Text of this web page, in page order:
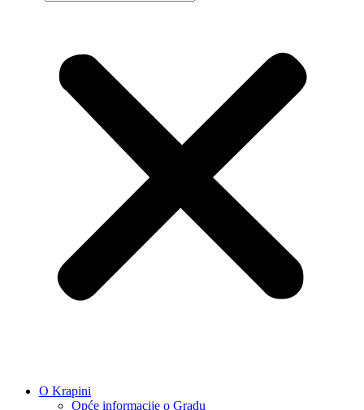
O Krapini
Opće informacije o Gradu